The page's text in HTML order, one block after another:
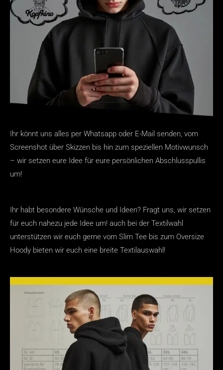
Ihr könnt uns alles per Whatsapp oder E-Mail senden, vom
Screenshot über Skizzen bis hin zum speziellen Motivwunsch
– wir setzen eure Idee für eure persönlichen Abschlusspullis
um!
Ihr habt besondere Wünsche und Ideen? Fragt uns, wir setzen
für euch nahezu jede Idee um! auch bei der Textilwahl
unterstützen wir euch gerne vom Slim Tee bis zum Oversize
Hoody bieten wir euch eine breite Textilauswahl!